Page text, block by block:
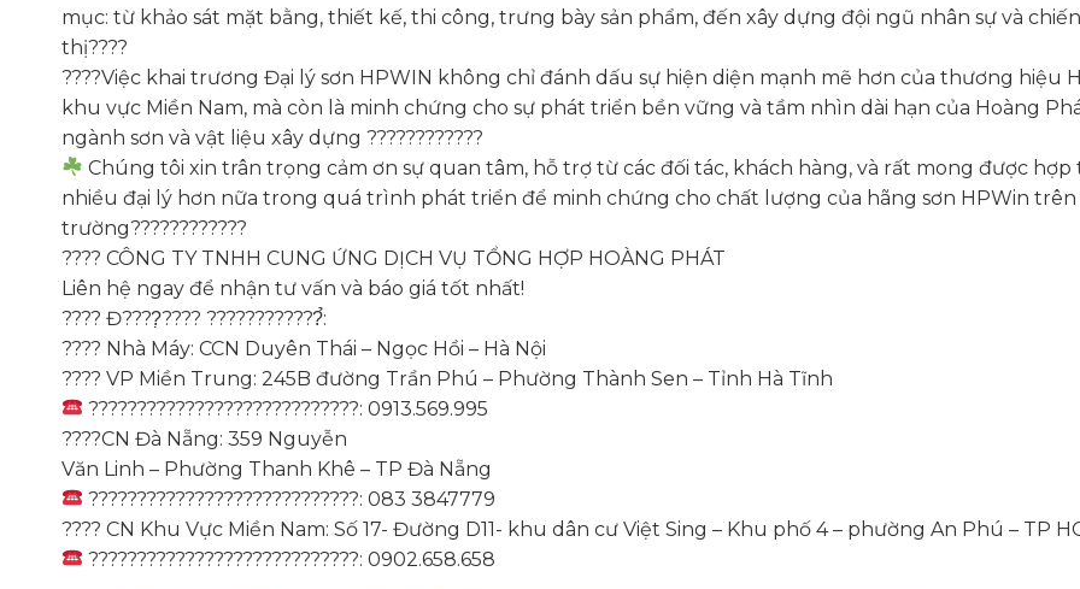
mục: từ khảo sát mặt bằng, thiết kế, thi công, trưng bày sản phẩm, đến xây dựng đội ngũ nhân sự và
thị????
????Việc khai trương Đại lý sơn HPWIN không chỉ đánh dấu sự hiện diện mạnh mẽ hơn của thương hiệu
khu vực Miền Nam, mà còn là minh chứng cho sự phát triển bền vững và tầm nhìn dài hạn của Hoàng
ngành sơn và vật liệu xây dựng ????????????
Chúng tôi xin trân trọng cảm ơn sự quan tâm, hỗ trợ từ các đối tác, khách hàng, và rất mong được hợp
nhiều đại lý hơn nữa trong quá trình phát triển để minh chứng cho chất lượng của hãng sơn HPWin
trường????????????
???? CÔNG TY TNHH CUNG ỨNG DỊCH VỤ TỔNG HỢP HOÀNG PHÁT
Liên hệ ngay để nhận tư vấn và báo giá tốt nhất!
???? Đ????̣???? ????????????̉:
???? Nhà Máy: CCN Duyên Thái – Ngọc Hồi – Hà Nội
???? VP Miền Trung: 245B đường Trần Phú – Phường Thành Sen – Tỉnh Hà Tĩnh
????????????????????????????: 0913.569.995
????CN Đà Nẵng: 359 Nguyễn
Văn Linh – Phường Thanh Khê – TP Đà Nẵng
????????????????????????????: 083 3847779
???? CN Khu Vực Miền Nam: Số 17- Đường D11- khu dân cư Việt Sing – Khu phố 4 – phường An Phú – TP
????????????????????????????: 0902.658.658